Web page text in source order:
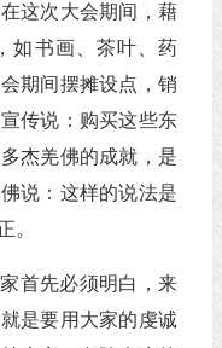
这次大会期间，藉
如书画、茶叶、药
期间摆摊设点，销
传说：购买这些东
杰羌佛的成就，是
说：这样的说法是
。
首先必须明白，来
是要用大家的虔诚